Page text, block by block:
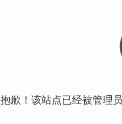
抱歉！该站点已经被管理